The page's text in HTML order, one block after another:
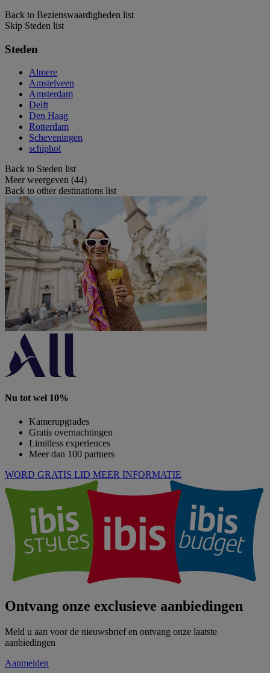
Back to Bezienswaardigheden list
Skip Steden list
Steden
Almere
Amstelveen
Amsterdam
Delft
Den Haag
Rotterdam
Scheveningen
schiphol
Back to Steden list
Meer weergeven (44)
Back to other destinations list
Nu tot wel 10%
Kamerupgrades
Gratis overnachtingen
Limitless experiences
Meer dan 100 partners
WORD GRATIS LID MEER INFORMATIE
Ontvang onze exclusieve aanbiedingen
Meld u aan voor de nieuwsbrief en ontvang onze laatste
aanbiedingen
Aanmelden